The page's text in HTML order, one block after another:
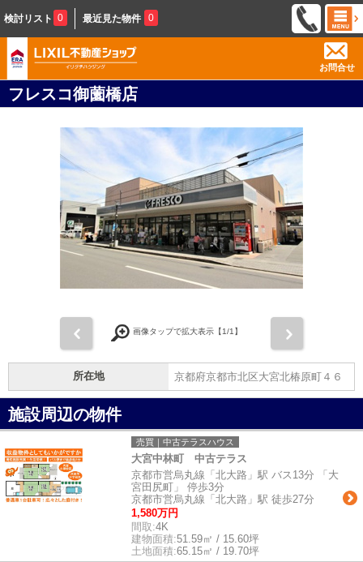
検討リスト 0 最近見た物件 0
お問合せ
フレスコ御薗橋店
画像タップで拡大表示【1/1】
所在地 京都府京都市北区大宮北椿原町４６
施設周辺の物件
売買｜中古テラスハウス
大宮中林町 中古テラス
京都市営烏丸線「北大路」駅 バス13分 「大
宮田尻町」 停歩3分
京都市営烏丸線「北大路」駅 徒歩27分
1,580万円
間取:4K
建物面積:51.59㎡ / 15.60坪
土地面積:65.15㎡ / 19.70坪